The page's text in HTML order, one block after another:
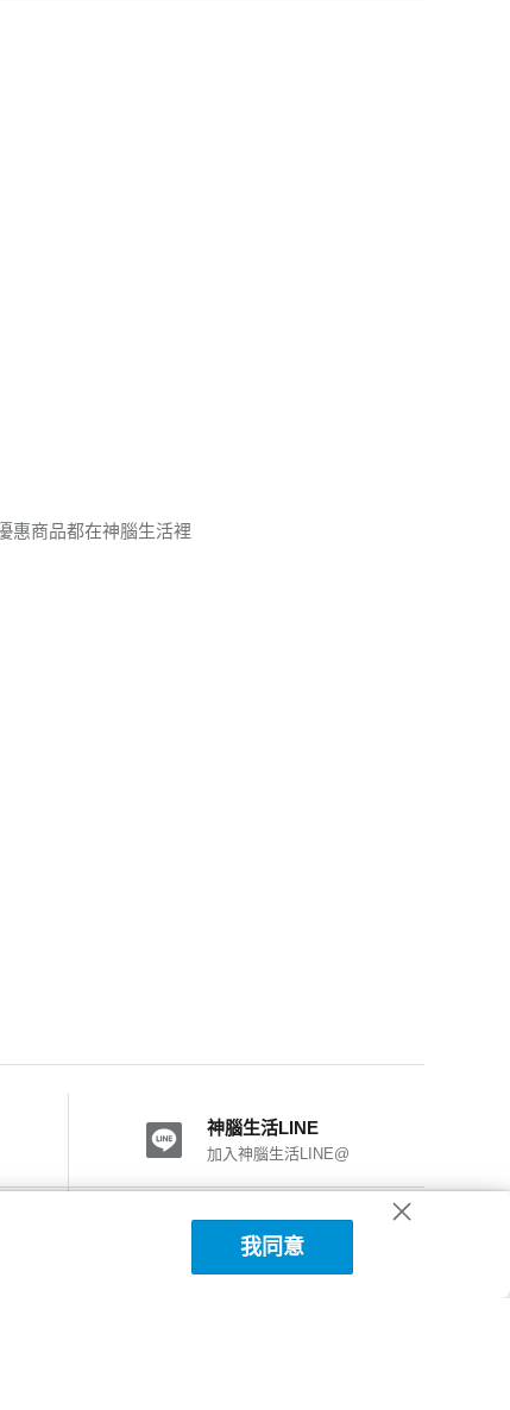
惠商品都在神腦生活裡
神腦生活LINE
加入神腦生活LINE@
神腦國際粉絲團
加入FB粉絲團
我同意